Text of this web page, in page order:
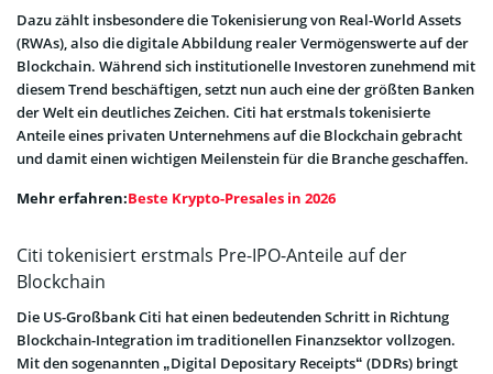
Dazu zählt insbesondere die Tokenisierung von Real-World Assets
(RWAs), also die digitale Abbildung realer Vermögenswerte auf der
Blockchain. Während sich institutionelle Investoren zunehmend mit
diesem Trend beschäftigen, setzt nun auch eine der größten Banken
der Welt ein deutliches Zeichen. Citi hat erstmals tokenisierte
Anteile eines privaten Unternehmens auf die Blockchain gebracht
und damit einen wichtigen Meilenstein für die Branche geschaffen.
Mehr erfahren:Beste Krypto-Presales in 2026
Citi tokenisiert erstmals Pre-IPO-Anteile auf der
Blockchain
Die US-Großbank Citi hat einen bedeutenden Schritt in Richtung
Blockchain-Integration im traditionellen Finanzsektor vollzogen.
Mit den sogenannten „Digital Depositary Receipts“ (DDRs) bringt